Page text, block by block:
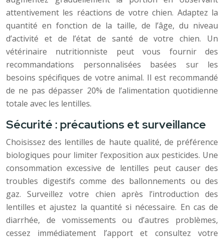
attentivement les réactions de votre chien. Adaptez la
quantité en fonction de la taille, de l’âge, du niveau
d’activité et de l’état de santé de votre chien. Un
vétérinaire nutritionniste peut vous fournir des
recommandations personnalisées basées sur les
besoins spécifiques de votre animal. Il est recommandé
de ne pas dépasser 20% de l’alimentation quotidienne
totale avec les lentilles.
Sécurité : précautions et surveillance
Choisissez des lentilles de haute qualité, de préférence
biologiques pour limiter l’exposition aux pesticides. Une
consommation excessive de lentilles peut causer des
troubles digestifs comme des ballonnements ou des
gaz. Surveillez votre chien après l’introduction des
lentilles et ajustez la quantité si nécessaire. En cas de
diarrhée, de vomissements ou d’autres problèmes,
cessez immédiatement l’apport et consultez votre